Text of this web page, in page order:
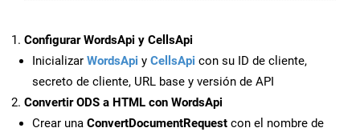
Configurar WordsApi y CellsApi
Inicializar WordsApi y CellsApi con su ID de cliente,
secreto de cliente, URL base y versión de API
Convertir ODS a HTML con WordsApi
Crear una ConvertDocumentRequest con el nombre de